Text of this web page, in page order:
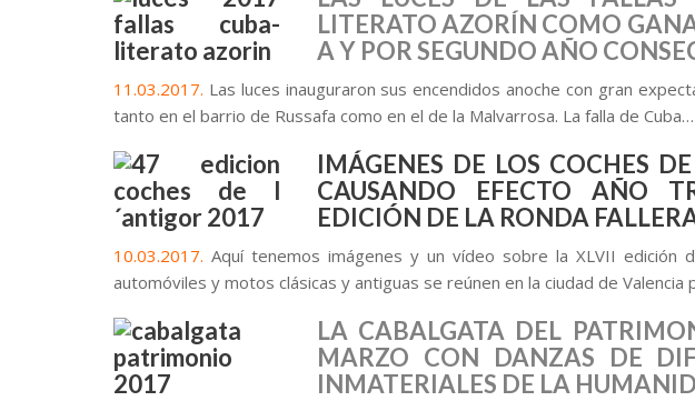
LITERATO AZORÍN COMO
A Y POR SEGUNDO AÑO
11.03.2017. Las luces inauguraron sus encendidos anoche con gran
tanto en el barrio de Russafa como en el de la Malvarrosa. La falla de Cuba…
IMÁGENES DE LOS COCHES
CAUSANDO EFECTO AÑO
EDICIÓN DE LA RONDA
10.03.2017. Aquí tenemos imágenes y un vídeo sobre la XLVII edición
automóviles y motos clásicas y antiguas se reúnen en la ciudad de Valencia
LA CABALGATA DEL
MARZO CON DANZAS DE
INMATERIALES DE LA